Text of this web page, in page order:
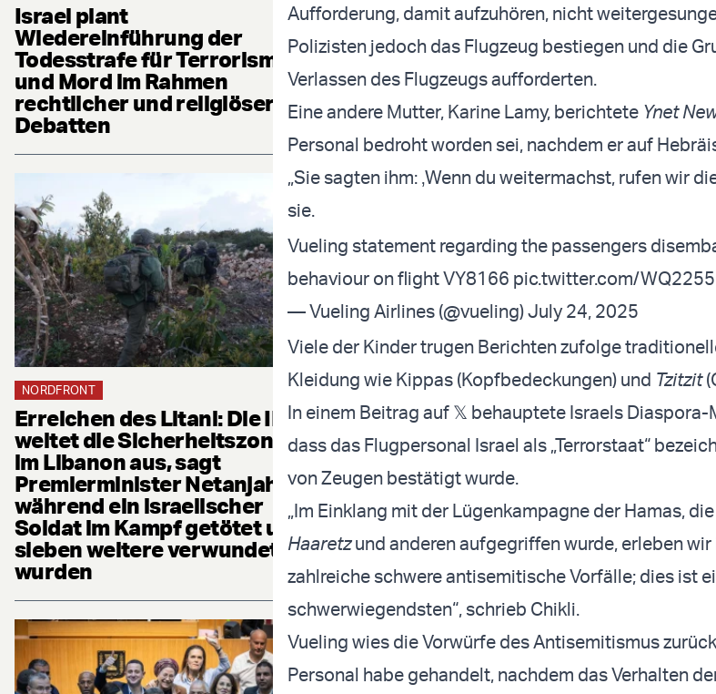
Israel plant
Wiedereinführung der
Todesstrafe für Terrorismus
und Mord im Rahmen
rechtlicher und religiöser
Debatten
NORDFRONT
Erreichen des Litani: Die IDF
weitet die Sicherheitszone
im Libanon aus, sagt
Premierminister Netanjahu,
während ein israelischer
Soldat im Kampf getötet und
sieben weitere verwundet
wurden
Aufforderung, damit aufzuhören, nicht
Polizisten jedoch das Flugzeug bestiegen und die
Verlassen des Flugzeugs aufforderten.
Eine andere Mutter, Karine Lamy, berichtete Ynet
Personal bedroht worden sei, nachdem er auf
„Sie sagten ihm: ‚Wenn du weitermachst, rufen wir
sie.
Vueling statement regarding the passengers
behaviour on flight VY8166 pic.twitter.com/
— Vueling Airlines (@vueling)July 24, 2025
Viele der Kinder trugen Berichten zufolge
Kleidung wie Kippas (Kopfbedeckungen) und Tzitzit
In einem Beitrag auf 𝕏 behauptete Israels
dass das Flugpersonal Israel als „Terrorstaat“
von Zeugen bestätigt wurde.
„Im Einklang mit der Lügenkampagne der Hamas,
Haaretzund anderen aufgegriffen wurde, erleben
zahlreiche schwere antisemitische Vorfälle; dies ist
schwerwiegendsten“, schrieb Chikli.
Vueling wies die Vorwürfe des Antisemitismus
Personal habe gehandelt, nachdem das Verhalten